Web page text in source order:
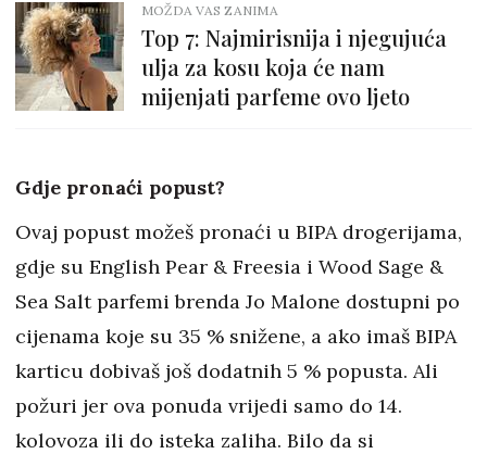
MOŽDA VAS ZANIMA
Top 7: Najmirisnija i njegujuća
ulja za kosu koja će nam
mijenjati parfeme ovo ljeto
Gdje pronaći popust?
Ovaj popust možeš pronaći u BIPA drogerijama,
gdje su English Pear & Freesia i Wood Sage &
Sea Salt parfemi brenda Jo Malone dostupni po
cijenama koje su 35 % snižene, a ako imaš BIPA
karticu dobivaš još dodatnih 5 % popusta. Ali
požuri jer ova ponuda vrijedi samo do 14.
kolovoza ili do isteka zaliha. Bilo da si